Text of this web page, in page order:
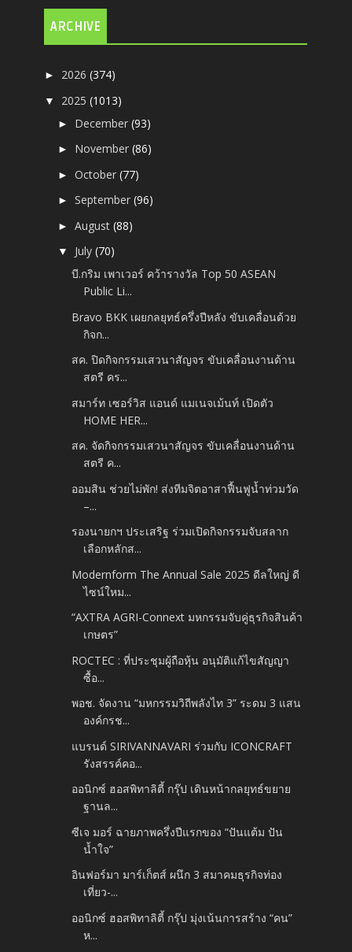
ARCHIVE
► 2026(374)
▼ 2025(1013)
► December(93)
► November(86)
►October(77)
►September(96)
►August(88)
▼ July(70)
บี.กริม เพาเวอร์ คว้ารางวัล Top 50 ASEAN
Public Li...
Bravo BKK เผยกลยุทธ์ครึ่งปีหลัง ขับเคลื่อนด้วย
กิจก...
สค. ปิดกิจกรรมเสวนาสัญจร​ ขับเคลื่อนงานด้าน
สตรี คร...
สมาร์ท เซอร์วิส แอนด์ แมเนจเม้นท์ เปิดตัว
HOME HER...
สค. จัดกิจกรรมเสวนาสัญจร​ ขับเคลื่อนงานด้าน
สตรี ค...
ออมสิน ช่วยไม่พัก! ส่งทีมจิตอาสาฟื้นฟูน้ำท่วมวัด
–...
รองนายกฯ ประเสริฐ ร่วมเปิดกิจกรรมจับสลาก
เลือกหลักส...
Modernform The Annual Sale 2025​ ดีลใหญ่ ดี
ไซน์ใหม...
“AXTRA AGRI-Connext มหกรรมจับคู่ธุรกิจสินค้า
เกษตร”
ROCTEC : ที่ประชุมผู้ถือหุ้น อนุมัติแก้ไขสัญญา
ซื้อ...
พอช. จัดงาน “มหกรรมวิถีพลังไท 3” ระดม 3 แสน
องค์กรช...
แบรนด์ SIRIVANNAVARI ร่วมกับ ICONCRAFT​
รังสรรค์คอ...
ออนิกซ์ ฮอสพิทาลิตี้ กรุ๊ป เดินหน้ากลยุทธ์ขยาย
ฐานล...
ซีเจ มอร์ ฉายภาพครึ่งปีแรกของ “ปันแต้ม ปัน
น้ำใจ”
อินฟอร์มา มาร์เก็ตส์ ผนึก 3 สมาคมธุรกิจท่อง
เที่ยว-...
ออนิกซ์ ฮอสพิทาลิตี้ กรุ๊ป มุ่งเน้นการสร้าง “คน”
ห...